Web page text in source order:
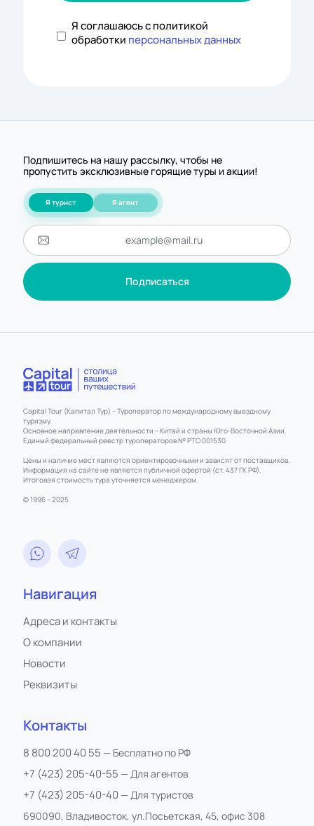
Я соглашаюсь с политикой
обработки персональных данных
Подпишитесь на нашу рассылку, чтобы не
пропустить эксклюзивные горящие туры и акции!
Я турист Я агент
Подписаться
Capital Tour (Капитал Тур) – Туроператор по международному выездному
туризму.
Основное направление деятельности – Китай и страны Юго-Восточной Азии.
Единый федеральный реестр туроператоров № РТО 001530
Цены и наличие мест являются ориентировочными и зависят от поставщиков.
Информация на сайте не является публичной офертой (ст. 437 ГК РФ).
Итоговая стоимость тура уточняется менеджером.
© 1996 – 2025
Навигация
Адреса и контакты
О компании
Новости
Реквизиты
Контакты
8 800 200 40 55 — Бесплатно по РФ
+7 (423) 205-40-55 — Для агентов
+7 (423) 205-40-40 — Для туристов
690090, Владивосток, ул.Посьетская, 45, офис 308